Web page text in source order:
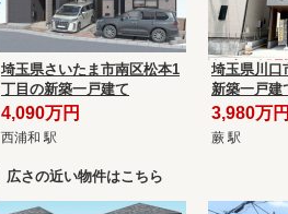
埼玉県さいたま市南区松本1
丁目の新築一戸建て
4,090万円
西浦和 駅
埼玉県川口
新築一戸建
3,980万円
蕨 駅
広さの近い物件はこちら